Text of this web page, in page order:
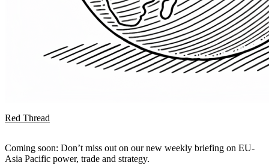
Red Thread
Coming soon: Don’t miss out on our new weekly briefing on EU-
Asia Pacific power, trade and strategy.